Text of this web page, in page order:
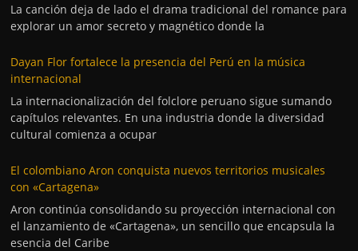
La canción deja de lado el drama tradicional del romance para
explorar un amor secreto y magnético donde la
Dayan Flor fortalece la presencia del Perú en la música
internacional
La internacionalización del folclore peruano sigue sumando
capítulos relevantes. En una industria donde la diversidad
cultural comienza a ocupar
El colombiano Aron conquista nuevos territorios musicales
con «Cartagena»
Aron continúa consolidando su proyección internacional con
el lanzamiento de «Cartagena», un sencillo que encapsula la
esencia del Caribe